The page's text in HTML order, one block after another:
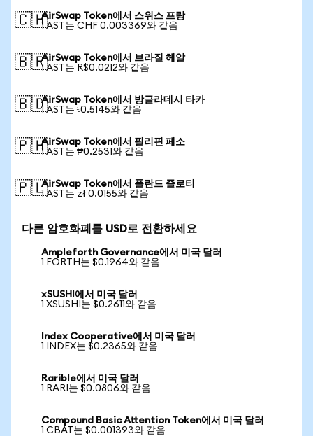
🇨🇭AirSwap Token에서 스위스 프랑
1 AST는 CHF 0.003369와 같음
🇧🇷AirSwap Token에서 브라질 헤알
1 AST는 R$0.0212와 같음
🇧🇩AirSwap Token에서 방글라데시 타카
1 AST는 ৳0.5145와 같음
🇵🇭AirSwap Token에서 필리핀 페소
1 AST는 ₱0.2531와 같음
🇵🇱AirSwap Token에서 폴란드 즐로티
1 AST는 zł 0.0155와 같음
다른 암호화폐를 USD로 전환하세요
Ampleforth Governance에서 미국 달러
1 FORTH는 $0.1964와 같음
xSUSHI에서 미국 달러
1 XSUSHI는 $0.2611와 같음
Index Cooperative에서 미국 달러
1 INDEX는 $0.2365와 같음
Rarible에서 미국 달러
1 RARI는 $0.0806와 같음
Compound Basic Attention Token에서 미국 달러
1 CBAT는 $0.001393와 같음